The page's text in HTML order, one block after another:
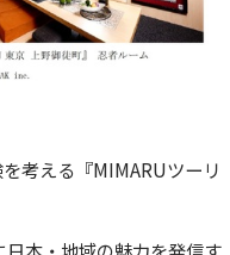
考える『MIMARUツーリ